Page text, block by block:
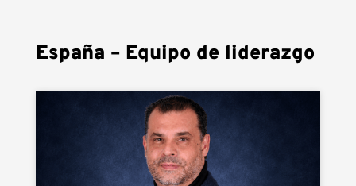
España – Equipo de liderazgo